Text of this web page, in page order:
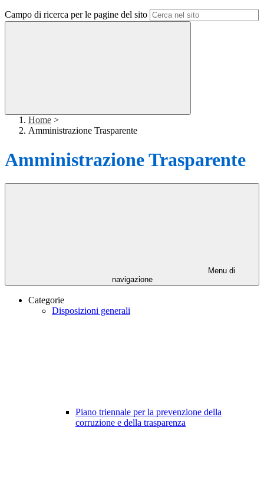
Campo di ricerca per le pagine del sito
Home >
Amministrazione Trasparente
Amministrazione Trasparente
Menu di
navigazione
Categorie
Disposizioni generali
Piano triennale per la prevenzione della
corruzione e della trasparenza